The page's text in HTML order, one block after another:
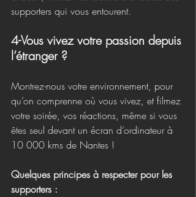
supporters qui vous entourent.
4-Vous vivez votre passion depuis
l’étranger ?
Montrez-nous votre environnement, pour
qu’on comprenne où vous vivez, et filmez
votre soirée, vos réactions, même si vous
êtes seul devant un écran d’ordinateur à
10 000 kms de Nantes !
Quelques principes à respecter pour les
supporters :